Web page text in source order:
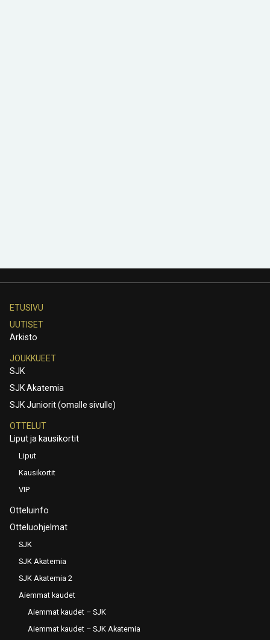
ETUSIVU
UUTISET
Arkisto
JOUKKUEET
SJK
SJK Akatemia
SJK Juniorit (omalle sivulle)
OTTELUT
Liput ja kausikortit
Liput
Kausikortit
VIP
Otteluinfo
Otteluohjelmat
SJK
SJK Akatemia
SJK Akatemia 2
Aiemmat kaudet
Aiemmat kaudet – SJK
Aiemmat kaudet – SJK Akatemia